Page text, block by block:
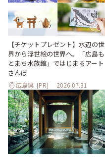
【チケットプレゼント】水辺の世
界から浮世絵の世界へ。「広島も
とまち水族館」ではじまるアート
さんぽ
広島県 [PR] 2026.07.31